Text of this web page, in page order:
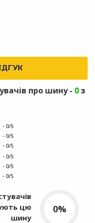
про шину - 0з
- 0/5
- 0/5
- 0/5
- 0/5
- 0/5
- 0/5
0%
цю
шину